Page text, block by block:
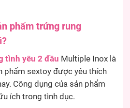
phẩm trứng rung
tình yêu 2 đầu Multiple Inox là
phẩm sextoy được yêu thích
Công dụng của sản phẩm
ích trong tình dục.